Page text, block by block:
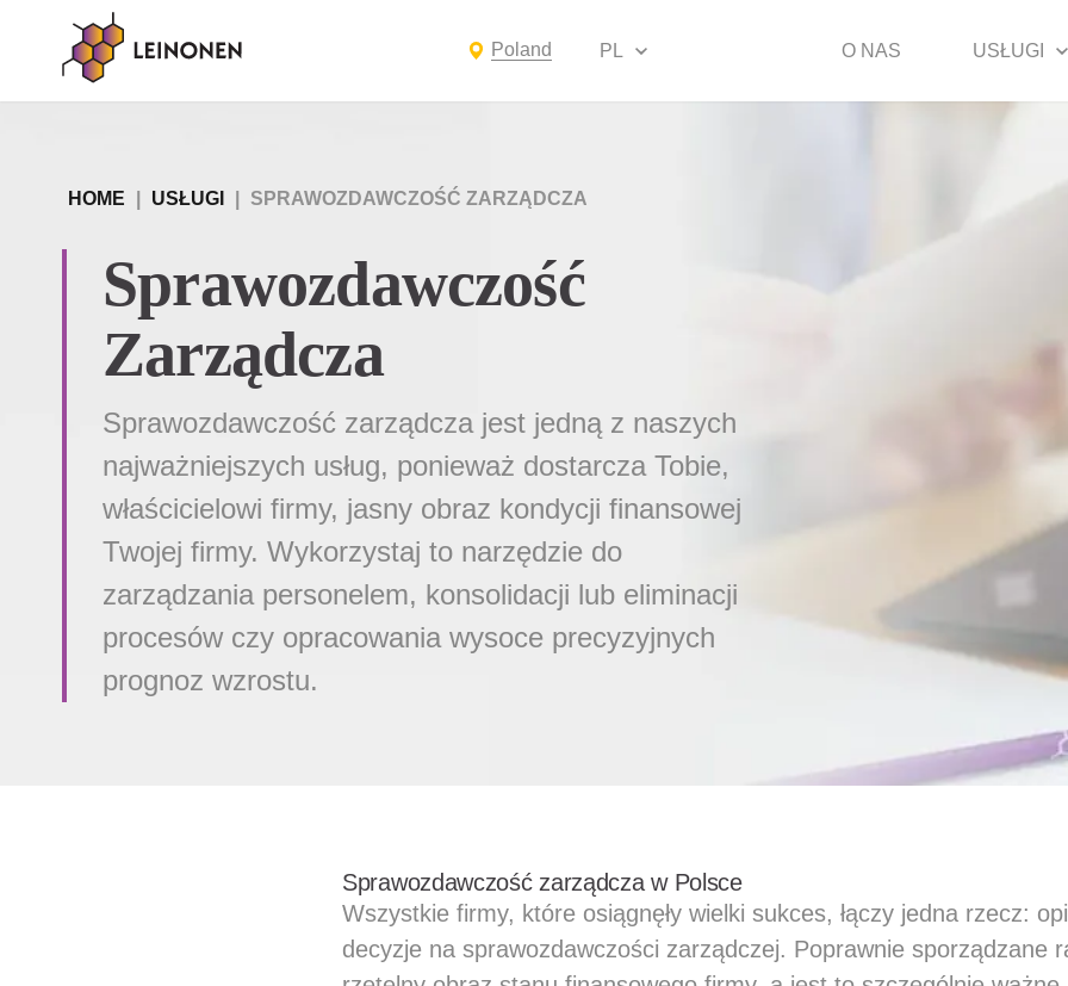
Poland PL O NAS USŁUGI
HOME USŁUGI SPRAWOZDAWCZOŚĆ ZARZĄDCZA
Sprawozdawczość
Zarządcza
Sprawozdawczość zarządcza jest jedną z naszych
najważniejszych usług, ponieważ dostarcza Tobie,
właścicielowi firmy, jasny obraz kondycji finansowej
Twojej firmy. Wykorzystaj to narzędzie do
zarządzania personelem, konsolidacji lub eliminacji
procesów czy opracowania wysoce precyzyjnych
prognoz wzrostu.
Sprawozdawczość zarządcza w Polsce
Wszystkie firmy, które osiągnęły wielki sukces, łączy jedna rzecz:
decyzje na sprawozdawczości zarządczej. Poprawnie sporządzane